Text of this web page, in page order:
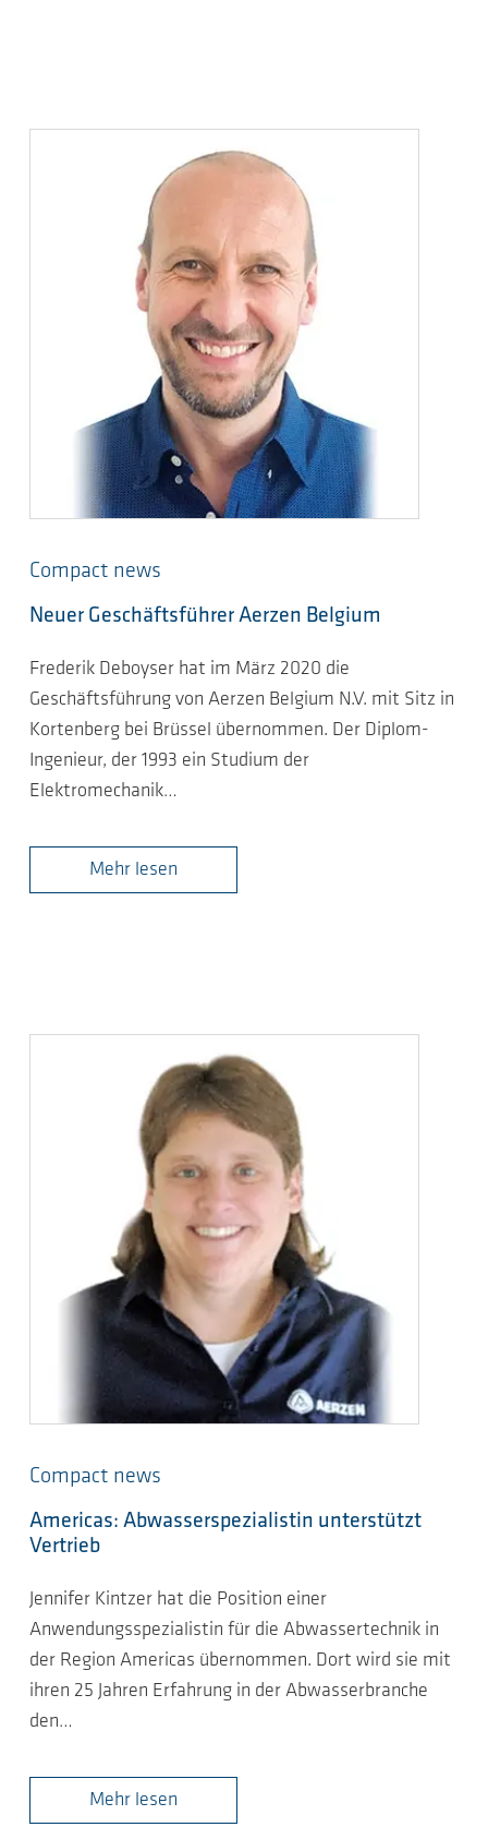
Compact news
Neuer Geschäftsführer Aerzen Belgium
Frederik Deboyser hat im März 2020 die
Geschäftsführung von Aerzen Belgium N.V. mit Sitz in
Kortenberg bei Brüssel übernommen. Der Diplom-
Ingenieur, der 1993 ein Studium der
Elektromechanik…
Mehr lesen
Compact news
Americas: Abwasserspezialistin unterstützt
Vertrieb
Jennifer Kintzer hat die Position einer
Anwendungsspezialistin für die Abwassertechnik in
der Region Americas übernommen. Dort wird sie mit
ihren 25 Jahren Erfahrung in der Abwasserbranche
den…
Mehr lesen